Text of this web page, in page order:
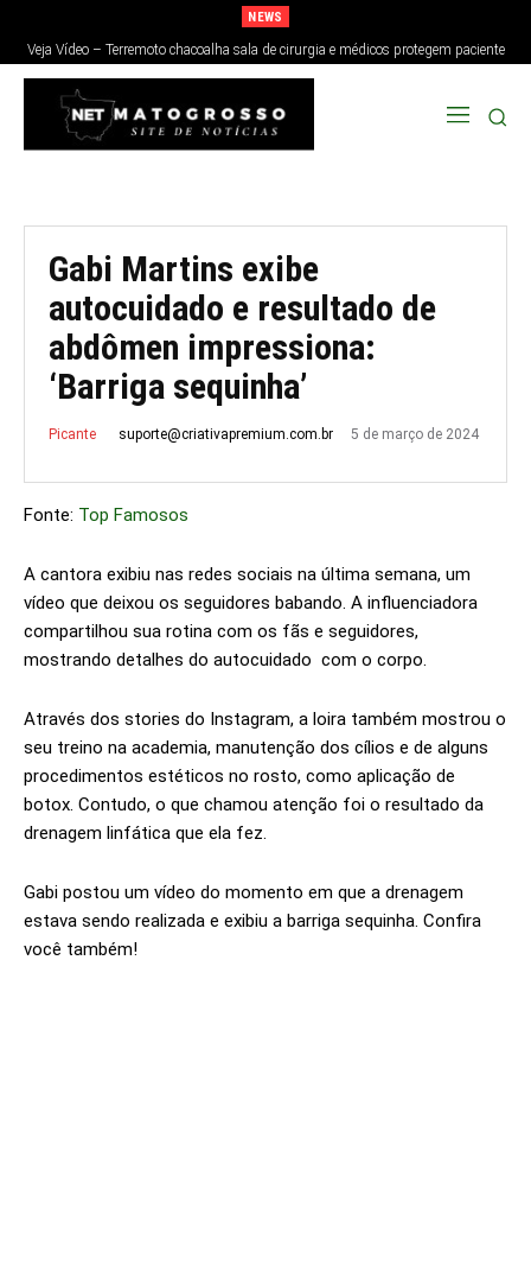
NEWS
Veja Vídeo – Terremoto chacoalha sala de cirurgia e médicos protegem paciente
no Japão; veja
Gabi Martins exibe
autocuidado e resultado de
abdômen impressiona:
‘Barriga sequinha’
Picante suporte@criativapremium.com.br 5 de março de 2024
Fonte: Top Famosos
A cantora exibiu nas redes sociais na última semana, um
vídeo que deixou os seguidores babando. A influenciadora
compartilhou sua rotina com os fãs e seguidores,
mostrando detalhes do autocuidado com o corpo.
Através dos stories do Instagram, a loira também mostrou o
seu treino na academia, manutenção dos cílios e de alguns
procedimentos estéticos no rosto, como aplicação de
botox. Contudo, o que chamou atenção foi o resultado da
drenagem linfática que ela fez.
Gabi postou um vídeo do momento em que a drenagem
estava sendo realizada e exibiu a barriga sequinha. Confira
você também!